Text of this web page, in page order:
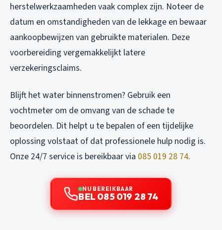
herstelwerkzaamheden vaak complex zijn. Noteer de
datum en omstandigheden van de lekkage en bewaar
aankoopbewijzen van gebruikte materialen. Deze
voorbereiding vergemakkelijkt latere
verzekeringsclaims.
Blijft het water binnenstromen? Gebruik een
vochtmeter om de omvang van de schade te
beoordelen. Dit helpt u te bepalen of een tijdelijke
oplossing volstaat of dat professionele hulp nodig is.
Onze 24/7 service is bereikbaar via 085 019 28 74.
NU BEREIKBAAR
BEL 085 019 28 74